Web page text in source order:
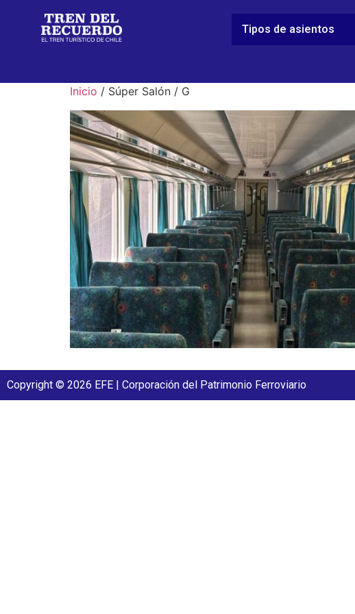
Tipos de asientos
Inicio / Súper Salón / G
Copyright © 2026 EFE | Corporación del Patrimonio Ferroviario